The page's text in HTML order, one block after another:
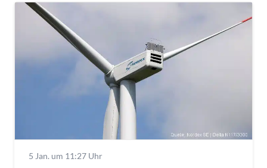
5 Jan. um 11:27 Uhr